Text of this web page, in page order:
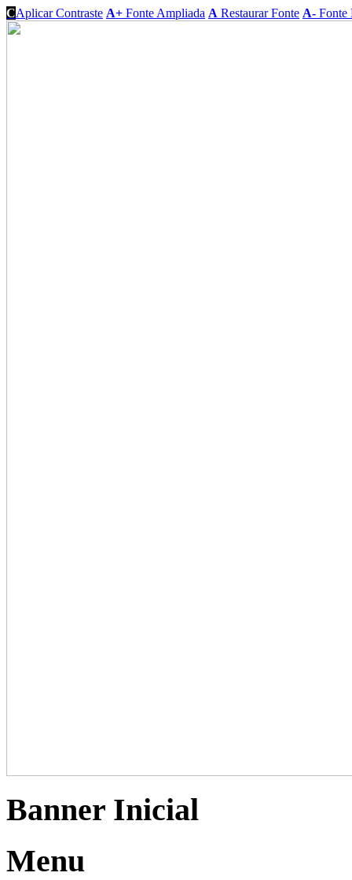
CAplicar Contraste A+ Fonte Ampliada A Restaurar Fonte A- Fonte
Banner Inicial
Menu